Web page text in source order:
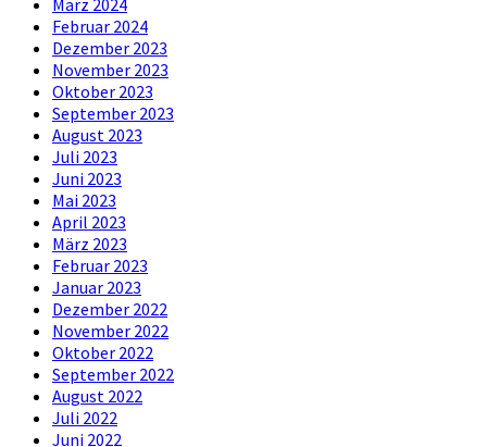
März 2024
Februar 2024
Dezember 2023
November 2023
Oktober 2023
September 2023
August 2023
Juli 2023
Juni 2023
Mai 2023
April 2023
März 2023
Februar 2023
Januar 2023
Dezember 2022
November 2022
Oktober 2022
September 2022
August 2022
Juli 2022
Juni 2022